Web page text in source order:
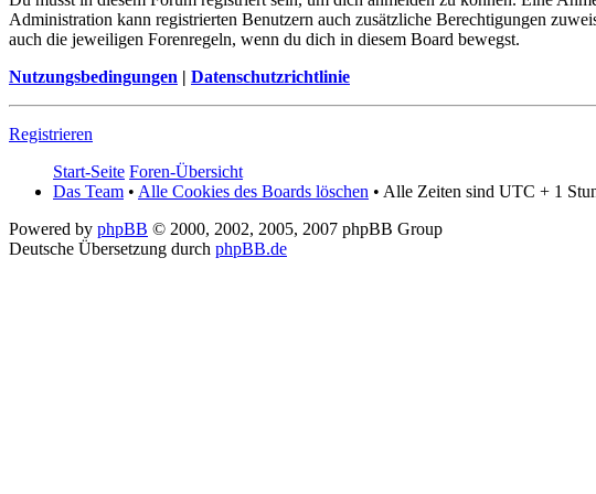
Administration kann registrierten Benutzern auch zusätzliche Berechtigungen
auch die jeweiligen Forenregeln, wenn du dich in diesem Board bewegst.
Nutzungsbedingungen
Datenschutzrichtlinie
Registrieren
Start-Seite Foren-Übersicht
Das Team • Alle Cookies des Boards löschen • Alle Zeiten sind UTC + 1
Powered by phpBB © 2000, 2002, 2005, 2007 phpBB Group
Deutsche Übersetzung durch phpBB.de